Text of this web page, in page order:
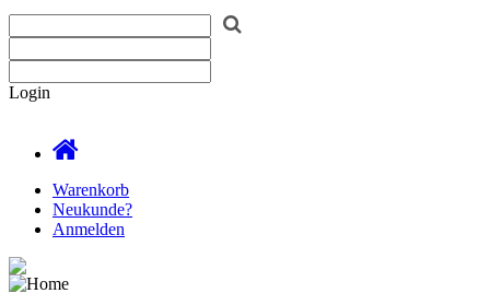
Login
Warenkorb
Neukunde?
Anmelden